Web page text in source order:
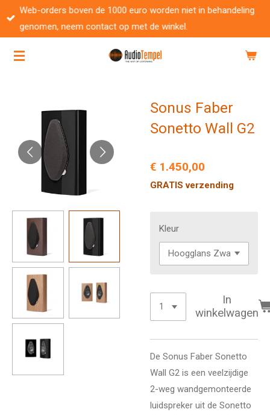
Ga
direct
de
Web-orders boven de 1000 euro worden niet in behandeling
genomen, neem contact op met de winkel.
Sonus Faber
Sonetto Wall G2
€ 1.450,00
GRATIS verzending
Kleur
In
winkelwagen
De Sonus Faber Sonetto
Wall G2 is een veelzijdige
2-weg wandgemonteerde
luidspreker uit de Sonetto